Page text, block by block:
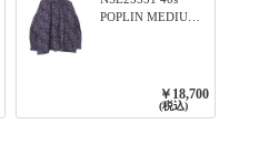
POPLIN MEDIUM
3800NAVY BASE
￥18,700
(税込)